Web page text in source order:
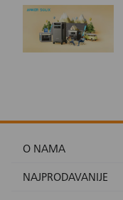
O NAMA
NAJPRODAVANIJE